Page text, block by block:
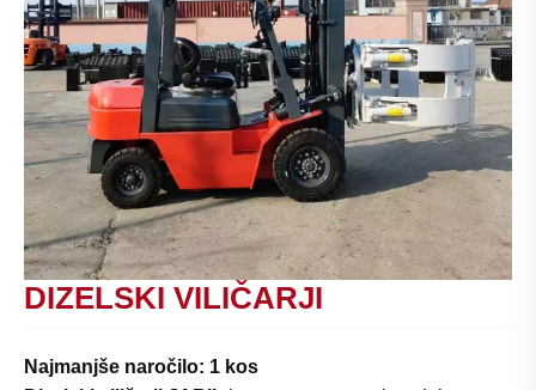
DIZELSKI VILIČARJI
Najmanjše naročilo: 1 kos